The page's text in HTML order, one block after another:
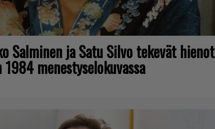
Salminen ja Satu Silvo tekevät hienot
menestyselokuvassa